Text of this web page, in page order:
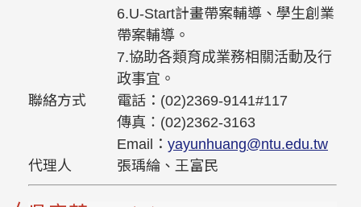
6.U-Start計畫帶案輔導、學生創業
帶案輔導。
7.協助各類育成業務相關活動及行
政事宜。
聯絡方式
電話：(02)2369-9141#117
傳真：(02)2362-3163
Email： yayunhuang@ntu.edu.tw
代理人
張瑀綸、王富民